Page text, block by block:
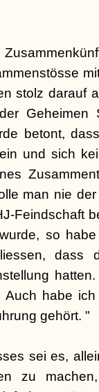
stolz darauf
Geheimen
betont,
und sich
man nie
Feindschaft
so
dass
habe
gehört. "
sei es,
zu